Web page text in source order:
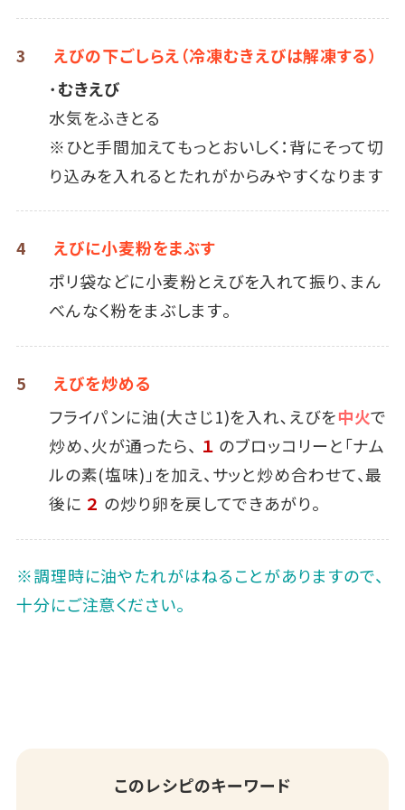
3
えびの下ごしらえ（冷凍むきえびは解凍する）
･むきえび
水気をふきとる
※ひと手間加えてもっとおいしく：背にそって切
り込みを入れるとたれがからみやすくなります
4
えびに小麦粉をまぶす
ポリ袋などに小麦粉とえびを入れて振り､まん
べんなく粉をまぶします｡
5
えびを炒める
フライパンに油(大さじ1)を入れ､えびを中火で
炒め、火が通ったら、 １ のブロッコリーと「ナム
ルの素(塩味)」を加え、サッと炒め合わせて、最
後に ２ の炒り卵を戻してできあがり。
※調理時に油やたれがはねることがありますので、
十分にご注意ください。
このレシピのキーワード